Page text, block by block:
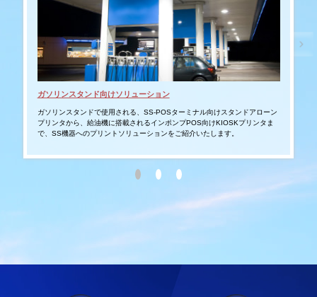
ガソリンスタンド向けソリューション
ガソリンスタンドで使用される、SS-POSターミナル向けスタンドアローン
プリンタから、給油機に搭載されるインポンプPOS向けKIOSKプリンタま
で、SS機器へのプリントソリューションをご紹介いたします。